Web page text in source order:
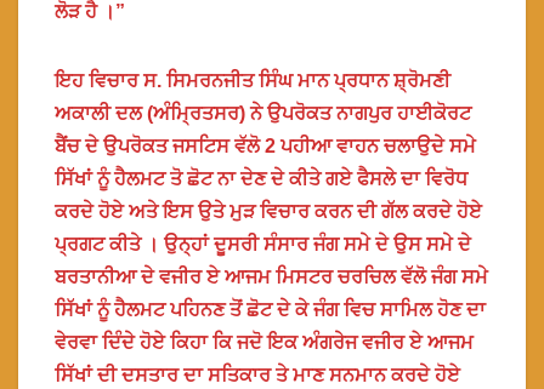
ਲੋੜ ਹੈ ।”
ਇਹ ਵਿਚਾਰ ਸ. ਸਿਮਰਨਜੀਤ ਸਿੰਘ ਮਾਨ ਪ੍ਰਧਾਨ ਸ਼੍ਰੋਮਣੀ
ਅਕਾਲੀ ਦਲ (ਅੰਮ੍ਰਿਤਸਰ) ਨੇ ਉਪਰੋਕਤ ਨਾਗਪੁਰ ਹਾਈਕੋਰਟ
ਬੈਂਚ ਦੇ ਉਪਰੋਕਤ ਜਸਟਿਸ ਵੱਲੋ 2 ਪਹੀਆ ਵਾਹਨ ਚਲਾਉਦੇ ਸਮੇ
ਸਿੱਖਾਂ ਨੂੰ ਹੈਲਮਟ ਤੋ ਛੋਟ ਨਾ ਦੇਣ ਦੇ ਕੀਤੇ ਗਏ ਫੈਸਲੇ ਦਾ ਵਿਰੋਧ
ਕਰਦੇ ਹੋਏ ਅਤੇ ਇਸ ਉਤੇ ਮੁੜ ਵਿਚਾਰ ਕਰਨ ਦੀ ਗੱਲ ਕਰਦੇ ਹੋਏ
ਪ੍ਰਗਟ ਕੀਤੇ । ਉਨ੍ਹਾਂ ਦੂਸਰੀ ਸੰਸਾਰ ਜੰਗ ਸਮੇ ਦੇ ਉਸ ਸਮੇ ਦੇ
ਬਰਤਾਨੀਆ ਦੇ ਵਜੀਰ ਏ ਆਜਮ ਮਿਸਟਰ ਚਰਚਿਲ ਵੱਲੋ ਜੰਗ ਸਮੇ
ਸਿੱਖਾਂ ਨੂੰ ਹੈਲਮਟ ਪਹਿਨਣ ਤੋਂ ਛੋਟ ਦੇ ਕੇ ਜੰਗ ਵਿਚ ਸਾਮਿਲ ਹੋਣ ਦਾ
ਵੇਰਵਾ ਦਿੰਦੇ ਹੋਏ ਕਿਹਾ ਕਿ ਜਦੋ ਇਕ ਅੰਗਰੇਜ ਵਜੀਰ ਏ ਆਜਮ
ਸਿੱਖਾਂ ਦੀ ਦਸਤਾਰ ਦਾ ਸਤਿਕਾਰ ਤੇ ਮਾਣ ਸਨਮਾਨ ਕਰਦੇ ਹੋਏ